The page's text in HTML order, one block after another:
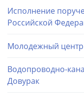
Исполнение
Российской
Молодежный центр
Водопроводно-
Довурак